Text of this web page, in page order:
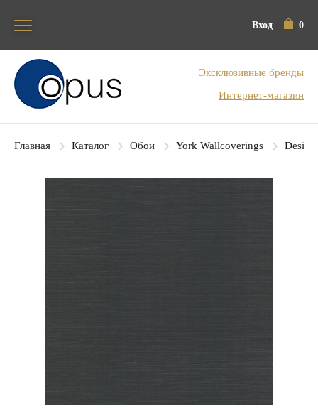
Вход 0
Блок поиска
Эксклюзивные бренды
Интернет-магазин
Главная Каталог Обои York Wallcoverings